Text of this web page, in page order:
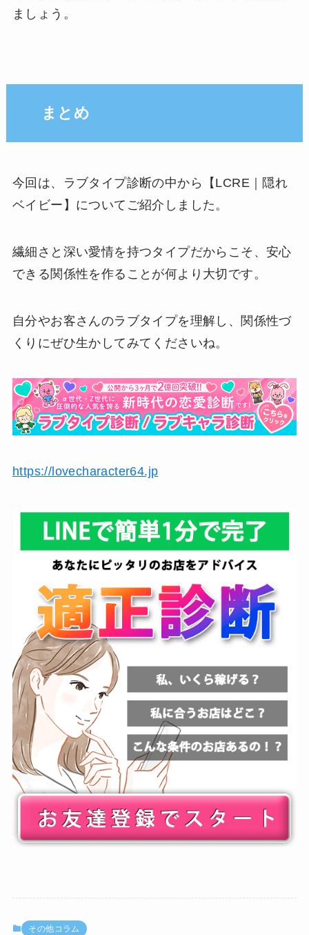
ましょう。
まとめ
今回は、ラブタイプ診断の中から【LCRE｜隠れ
ベイビー】についてご紹介しました。
繊細さと深い愛情を持つタイプだからこそ、安心
できる関係性を作ることが何より大切です。
自分やお客さんのラブタイプを理解し、関係性づ
くりにぜひ生かしてみてくださいね。
https://lovecharacter64.jp
その他コラム